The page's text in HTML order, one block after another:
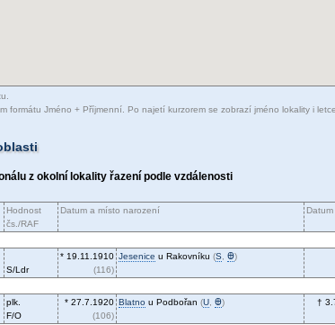
formátu Jméno + Příjmenní. Po najetí kurzorem se zobrazí jméno lokality i
z okolní lokality řazení podle vzdálenosti
Hodnost
čs./RAF
Datum a místo narození
S/Ldr
* 19.11.1910
(116)
Jesenice u Rakovníku (S Ꚛ)
plk.
F/O
* 27.7.1920
(106)
Blatno u Podbořan (U Ꚛ)
†